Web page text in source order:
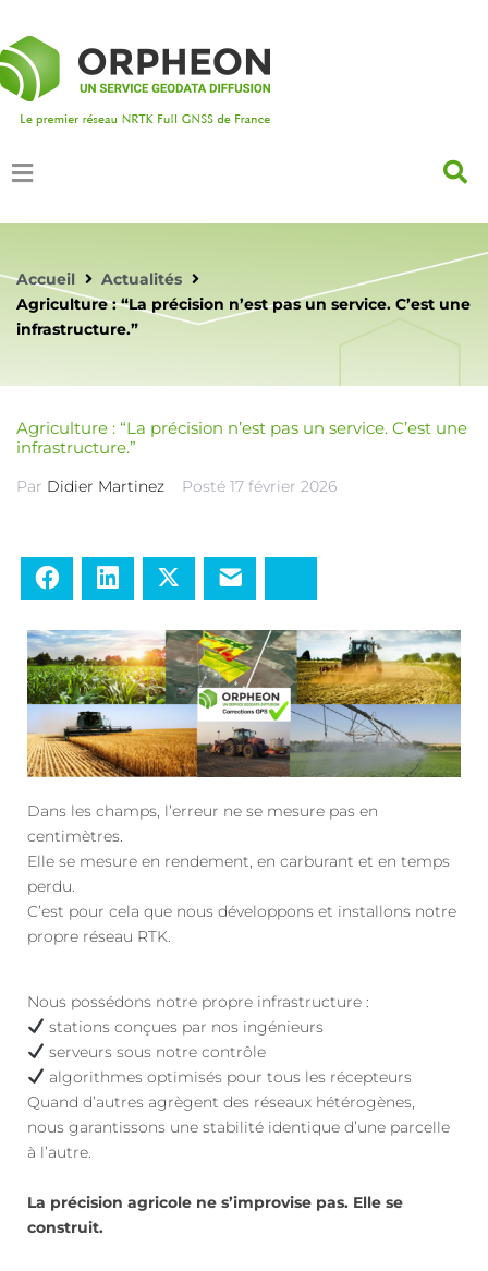
Accueil
Actualités
Agriculture : “La précision n’est pas un service. C’est une
infrastructure.”
Agriculture : “La précision n’est pas un service. C’est une
infrastructure.”
Par Didier Martinez Posté 17 février 2026
FacebookLinkedIn Twitter
Dans les champs, l’erreur ne se mesure pas en
centimètres.
Elle se mesure en rendement, en carburant et en temps
perdu.
C’est pour cela que nous développons et installons notre
propre réseau RTK.
Nous possédons notre propre infrastructure :
stations conçues par nos ingénieurs
serveurs sous notre contrôle
algorithmes optimisés pour tous les récepteurs
Quand d’autres agrègent des réseaux hétérogènes,
nous garantissons une stabilité identique d’une parcelle
à l’autre.
La précision agricole ne s’improvise pas. Elle se
construit.